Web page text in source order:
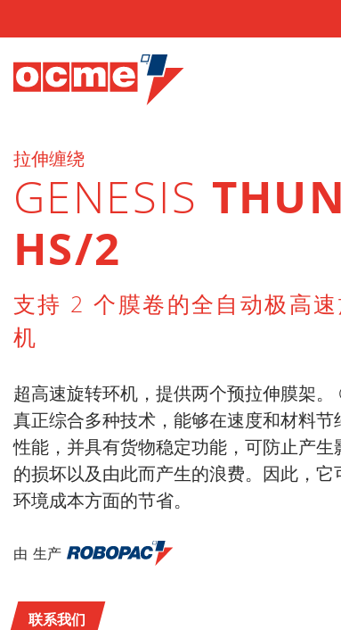
拉伸缠绕
GENESIS
HS/2
支持 2 个膜卷的全自动极高
机
超高速旋转环机，提供两个预拉伸膜架。
真正综合多种技术，能够在速度和材料节
性能，并具有货物稳定功能，可防止产
的损坏以及由此而产生的浪费。因此，它
环境成本方面的节省。
由 生产
联系我们